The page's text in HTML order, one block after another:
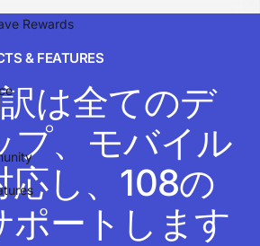
Rewards
& FEATURES
は全てのデ
プ、モバイル
応し、108の
ポートします